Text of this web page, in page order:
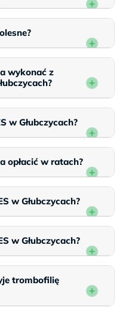
wykonać z
w Głubczycach?
opłacić w ratach?
w Głubczycach?
w Głubczycach?
trombofilię